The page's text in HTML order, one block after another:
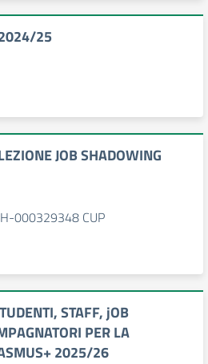
25
JOB SHADOWING
000329348 CUP
STAFF, jOB
PER LA
2025/26